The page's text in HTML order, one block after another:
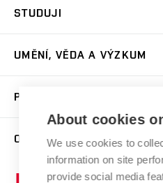
Přijímačky
Dny otevřených dveří
Přípravné kurzy
Studium bez bariér
Katedra teorií a dějin umění
Kabinety a dílny
STUDUJI
Časový plán studia
Studijní předpisy a formuláře
Studium a stáže v zahraničí
Rezidenční pobyty
UMĚNÍ, VĚDA A VÝZKUM
Publikační činnost
Projekty
PRO VEŘEJNOST
Letní školy a semestrální kurzy
Nakladatelská a vydavatelská
Research Catalogue
O FAKULTĚ
Aktuality
About cookies
We use cookies to
information on site
provide social media